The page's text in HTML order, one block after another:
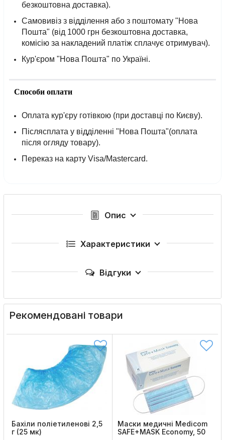
безкоштовна доставка).
Самовивіз з відділення або з поштомату "Нова
Пошта" (від 1000 грн безкоштовна доставка,
комісію за накладений платіж сплачує отримувач).
Кур'єром "Нова Пошта" по Україні.
Способи оплати
Оплата кур'єру готівкою (при доставці по Києву).
Післясплата у відділенні "Нова Пошта"(оплата
після огляду товару).
Переказ на карту Visa/Mastercard.
Опис
Характеристики
Відгуки
Рекомендовані товари
Бахіли поліетиленові 2,5
г (25 мк)
Маски медичні Medicom
SAFE+MASK Economy, 50